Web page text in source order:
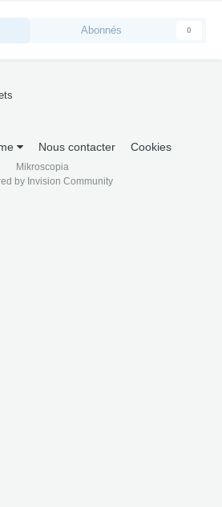
Abonnés 0
Nous contacter Cookies
Mikroscopia
by Invision Community